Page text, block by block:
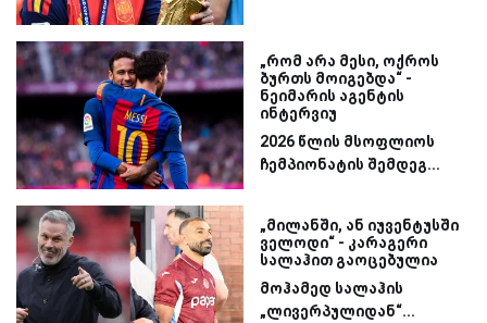
„რომ არა მესი, ოქროს
ბურთს მოიგებდა“ -
ნეიმარის აგენტის
ინტერვიუ
2026 წლის მსოფლიოს
ჩემპიონატის შემდეგ...
„მილანში, ან იუვენტუსში
ველოდი“ - კარაგერი
სალაჰით გაოცებულია
მოჰამედ სალაჰის
„ლივერპულიდან“...